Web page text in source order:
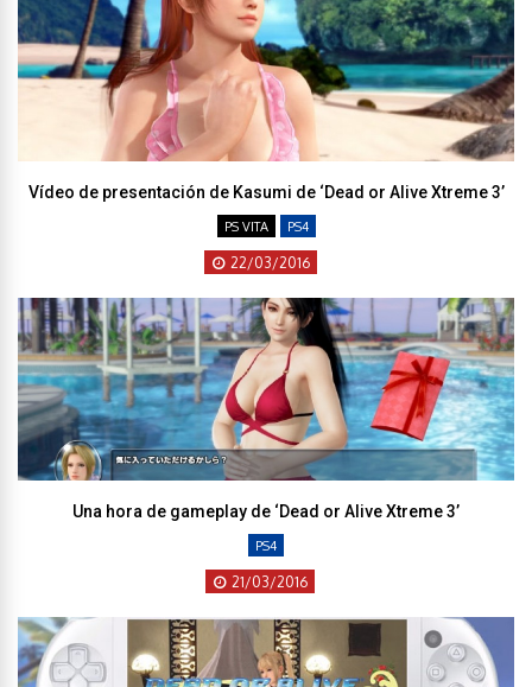
Vídeo de presentación de Kasumi de ‘Dead or Alive Xtreme 3’
PS VITA PS4
22/03/2016
Una hora de gameplay de ‘Dead or Alive Xtreme 3’
PS4
21/03/2016